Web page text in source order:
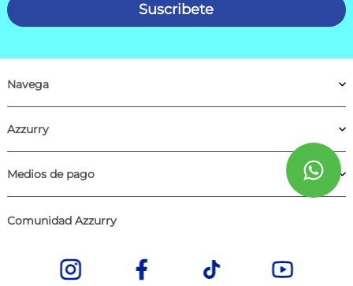
Suscribete
Navega
Azzurry
Medios de pago
Comunidad Azzurry